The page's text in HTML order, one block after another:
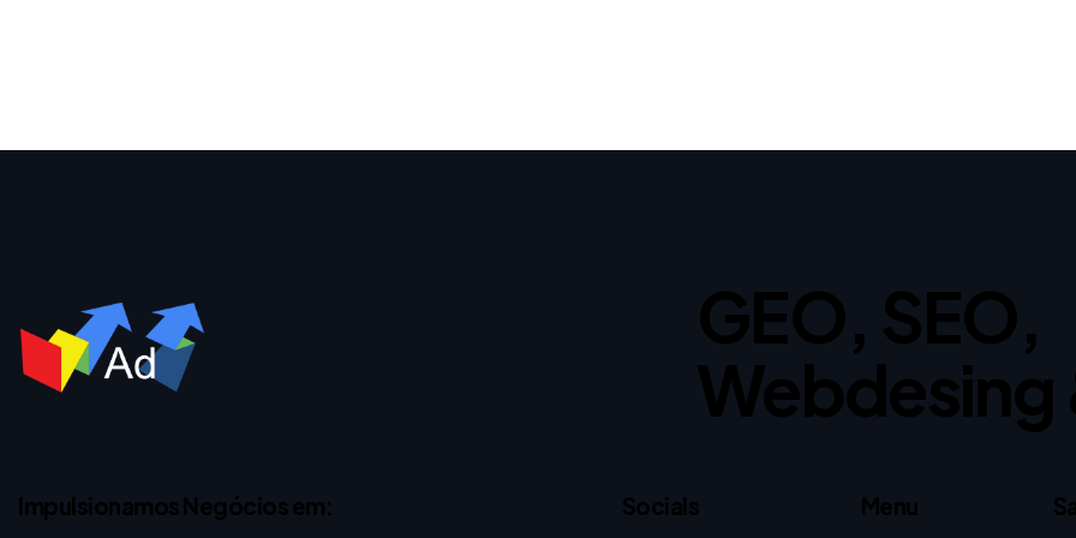
GEO, SEO,
Webdesing
Impulsionamos Negócios em: Socials Menu